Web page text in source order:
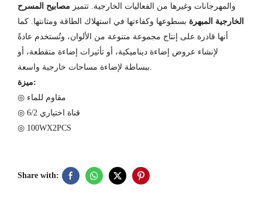
والمهرجانات وغيرها من الفعاليات الخارجية. تتميز مصابيح المسرح
الخارجية المبهرة بسطوعها وكفاءتها في استهلاك الطاقة ومتانتها. كما
أنها قادرة على إنتاج مجموعة متنوعة من الألوان، وتُستخدم عادةً
لإنشاء عروض إضاءة ديناميكية، أو تأثيرات إضاءة متقطعة، أو
ببساطة لإضاءة مساحات خارجية واسعة.
ميزة:
◎ مقاوم للماء
◎ 6/2 قناة اختياري
◎ 100WX2PCS
Share with: